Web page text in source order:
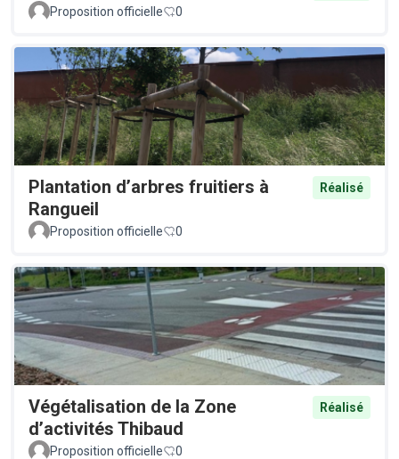
Proposition officielle
0
Plantation d’arbres fruitiers à
Rangueil
Réalisé
Proposition officielle 0
Végétalisation de la Zone
d’activités Thibaud
Réalisé
Proposition officielle 0